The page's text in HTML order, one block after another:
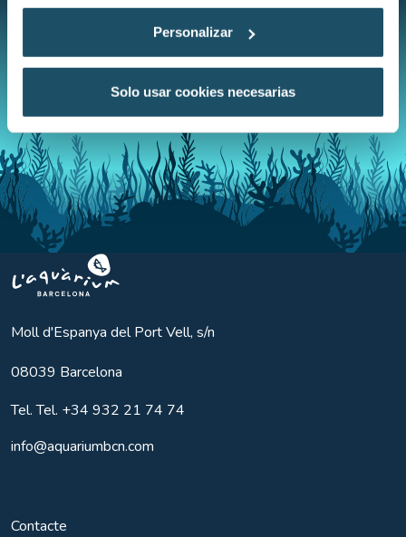
Personalizar
Solo usar cookies necesarias
Aquarium BCN
Moll d'Espanya del Port Vell, s/n
08039 Barcelona
Tel.Tel. +34 932 21 74 74
info@aquariumbcn.com
Contacte